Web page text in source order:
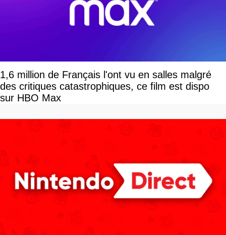
1,6 million de Français l'ont vu en salles malgré
des critiques catastrophiques, ce film est dispo
sur HBO Max